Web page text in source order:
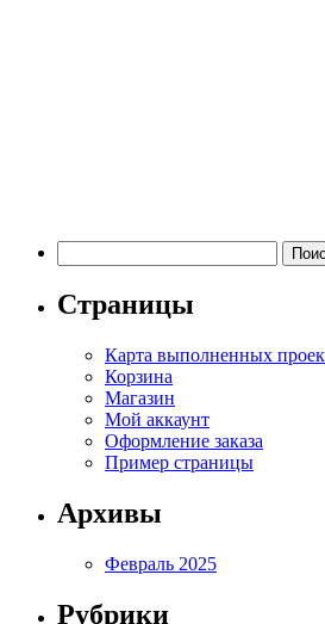
Страницы
Карта выполненных
Корзина
Магазин
Мой аккаунт
Оформление заказа
Пример страницы
Архивы
Февраль 2025
Рубрики